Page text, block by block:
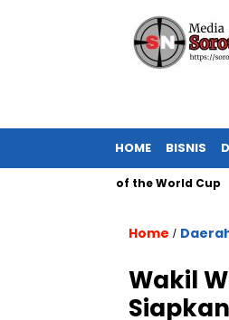
HOME BISNIS
Impact of the World Cup
Home /
Wakil